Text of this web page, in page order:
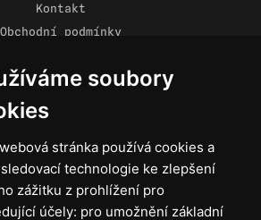
soubory
stránka používá cookies a
technologie ke zlepšení
zážitku z prohlížení pro
účely: pro umožnění základní
Kontakt
Obchodní podmínky
Technika
Světla
ke světlům